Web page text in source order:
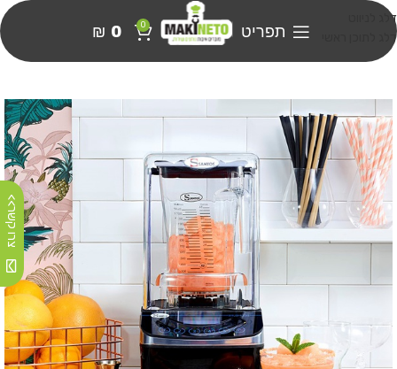
דלג לניווט
דלג לתוכן ראשי
תפריט 0
₪ 0
צרו קשר>>